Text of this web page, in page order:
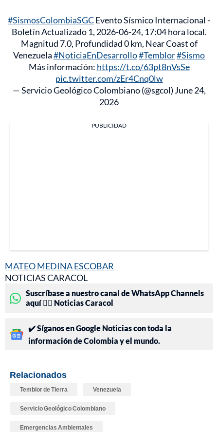
#SismosColombiaSGCEvento Sísmico Internacional -
Boletín Actualizado 1, 2026-06-24, 17:04 hora local.
Magnitud 7.0, Profundidad 0 km, Near Coast of
Venezuela#NoticiaEnDesarrollo#Temblor#Sismo
Más información: https://t.co/63pt8nVsSe
pic.twitter.com/zEr4Cnq0lw
— Servicio Geológico Colombiano (@sgcol) June 24,
2026
PUBLICIDAD
MATEO MEDINA ESCOBAR
NOTICIAS CARACOL
Suscríbase a nuestro canal de WhatsApp Channels
aquí 👉🏻 Noticias Caracol
✔️ Síganos en Google Noticias con toda la
información de Colombia y el mundo.
Relacionados
Temblor de Tierra Venezuela
Servicio Geológico Colombiano
Emergencias Ambientales